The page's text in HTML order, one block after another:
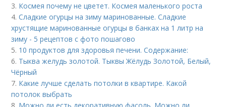
3. Космея почему не цветет. Космея маленького роста
4.Сладкие огурцы на зиму маринованные. Сладкие
хрустящие маринованные огурцы в банках на 1 литр на
зиму - 5 рецептов с фото пошагово
5. 10 продуктов для здоровья печени. Содержание:
6. Тыква желудь золотой. Тыквы Жёлудь Золотой, Белый,
Чёрный
7. Какие лучше сделать потолки в квартире. Какой
потолок выбрать